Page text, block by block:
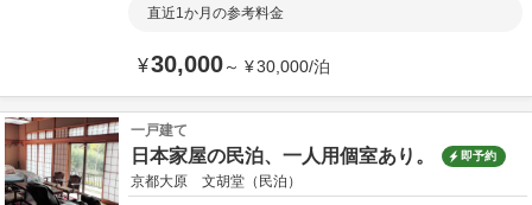
直近1か月の参考料金
¥30,000～ ¥30,000/泊
一戸建て
日本家屋の民泊、一人用個室あり。 即予約
京都大原 文胡堂（民泊）